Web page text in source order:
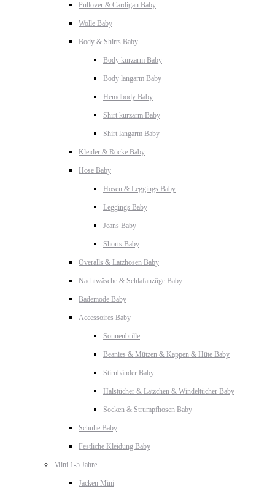
Pullover & Cardigan Baby
Wolle Baby
Body & Shirts Baby
Body kurzarm Baby
Body langarm Baby
Hemdbody Baby
Shirt kurzarm Baby
Shirt langarm Baby
Kleider & Röcke Baby
Hose Baby
Hosen & Leggings Baby
Leggings Baby
Jeans Baby
Shorts Baby
Overalls & Latzhosen Baby
Nachtwäsche & Schlafanzüge Baby
Bademode Baby
Accessoires Baby
Sonnenbrille
Beanies & Mützen & Kappen & Hüte Baby
Stirnbänder Baby
Halstücher & Lätzchen & Windeltücher Baby
Socken & Strumpfhosen Baby
Schuhe Baby
Festliche Kleidung Baby
Mini 1-5 Jahre
Jacken Mini